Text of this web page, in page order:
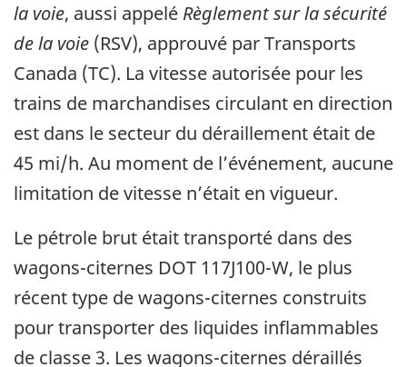
la voie, aussi appelé Règlement sur la sécurité
de la voie (RSV), approuvé par Transports
Canada (TC). La vitesse autorisée pour les
trains de marchandises circulant en direction
est dans le secteur du déraillement était de
45 mi/h. Au moment de l’événement, aucune
limitation de vitesse n’était en vigueur.
Le pétrole brut était transporté dans des
wagons-citernes DOT 117J100-W, le plus
récent type de wagons-citernes construits
pour transporter des liquides inflammables
de classe 3. Les wagons-citernes déraillés